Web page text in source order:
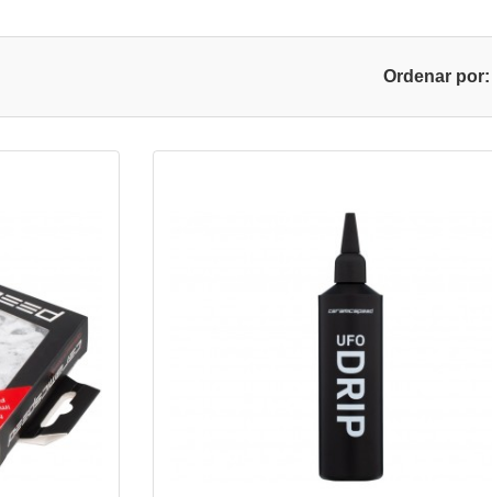
Ordenar por: